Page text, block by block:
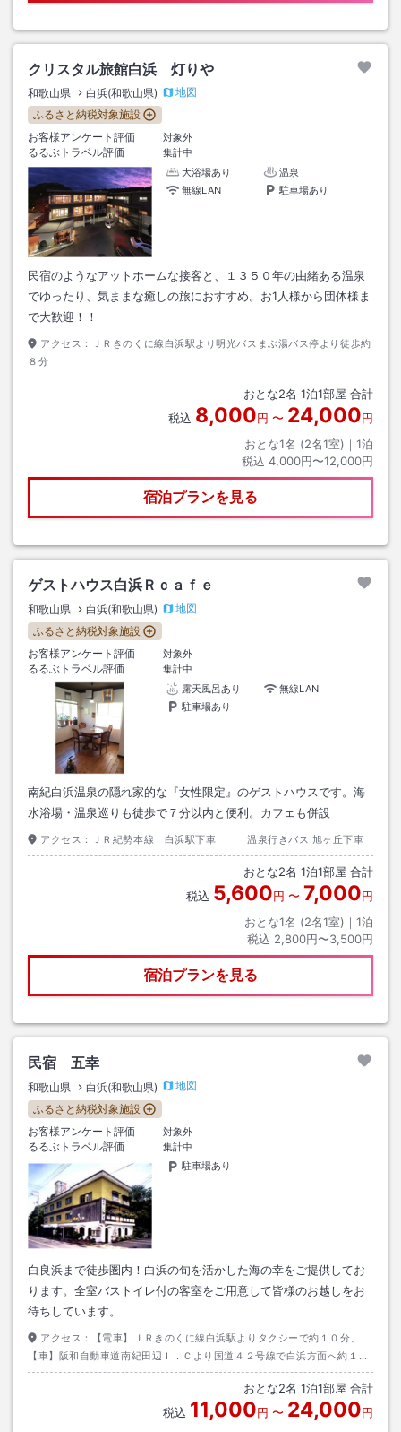
クリスタル旅館白浜 灯りや
和歌山県 白浜(和歌山県)
地図
ふるさと納税対象施設
お客様アンケート評価
対象外
るるぶトラベル評価
集計中
大浴場あり
温泉
無線LAN
駐車場あり
民宿のようなアットホームな接客と、１３５０年の由緒ある温泉
でゆったり、気ままな癒しの旅におすすめ。お1人様から団体様ま
で大歓迎！！
アクセス：
ＪＲきのくに線白浜駅より明光バスまぶ湯バス停より徒歩約
８分
おとな2名 1泊1部屋 合計
税込 8,000円 〜 24,000円
おとな1名 (2名1室)｜ 1泊
税込 4,000円〜12,000円
宿泊プランを見る
ゲストハウス白浜Ｒｃａｆｅ
和歌山県 白浜(和歌山県)
地図
ふるさと納税対象施設
お客様アンケート評価
対象外
るるぶトラベル評価
集計中
露天風呂あり
無線LAN
駐車場あり
南紀白浜温泉の隠れ家的な『女性限定』のゲストハウスです。海
水浴場・温泉巡りも徒歩で７分以内と便利。カフェも併設
アクセス： ＪＲ紀勢本線 白浜駅下車 温泉行きバス 旭ヶ丘下車
おとな2名 1泊1部屋 合計
税込 5,600円 〜 7,000円
おとな1名 (2名1室)｜ 1泊
税込 2,800円〜3,500円
宿泊プランを見る
民宿 五幸
和歌山県 白浜(和歌山県)
地図
ふるさと納税対象施設
お客様アンケート評価
対象外
るるぶトラベル評価
集計中
駐車場あり
白良浜まで徒歩圏内！白浜の旬を活かした海の幸をご提供してお
ります。全室バストイレ付の客室をご用意して皆様のお越しをお
待ちしています。
アクセス：
【電車】ＪＲきのくに線白浜駅よりタクシーで約１０分。
【車】阪和自動車道南紀田辺Ｉ．Ｃより国道４２号線で白浜方面へ約１５
分。
おとな2名 1泊1部屋 合計
税込 11,000円 〜 24,000円